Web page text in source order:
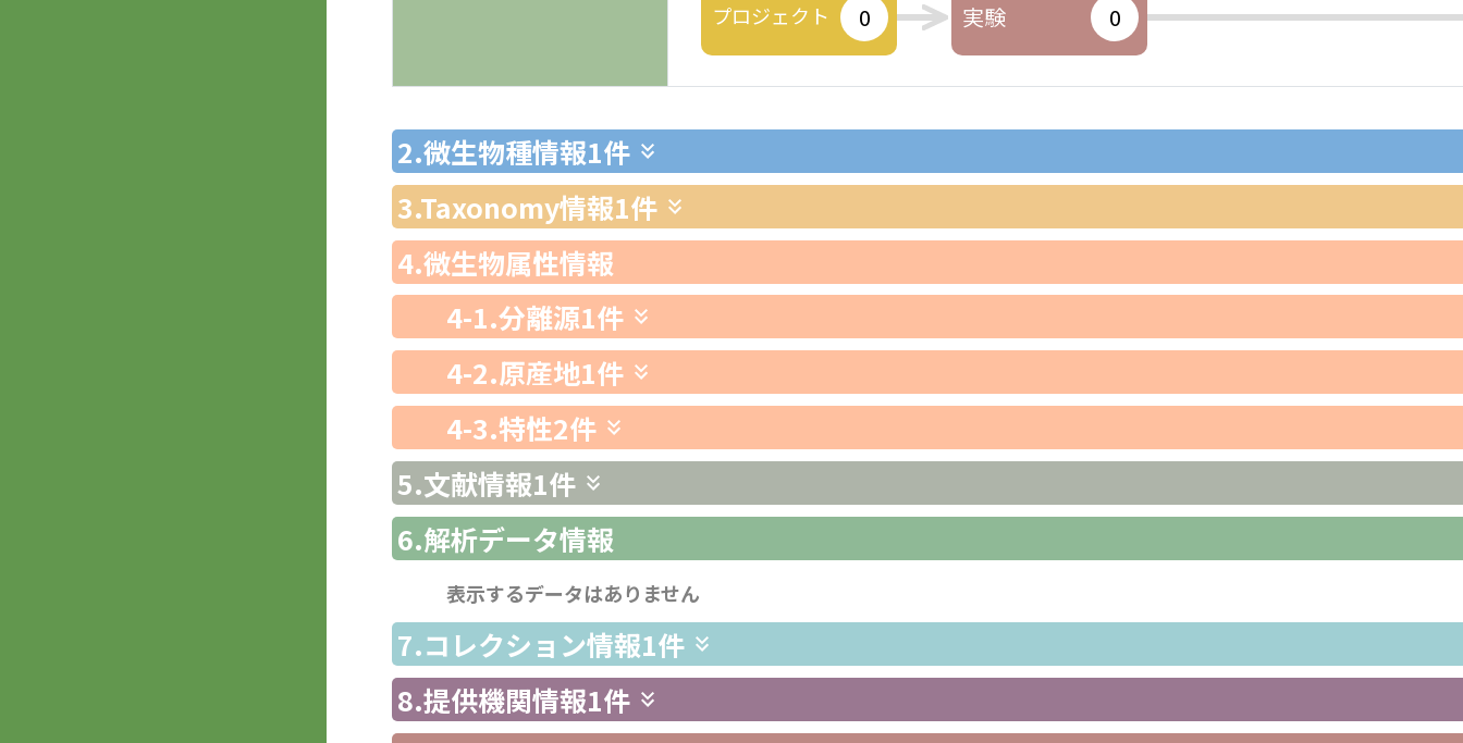
プロジェクト 0 実験 0
2.微生物種情報1件
3.Taxonomy情報1件
4.微生物属性情報
4-1.分離源1件
4-2.原産地1件
4-3.特性2件
5.文献情報1件
6.解析データ情報
表示するデータはありません
7.コレクション情報1件
8.提供機関情報1件